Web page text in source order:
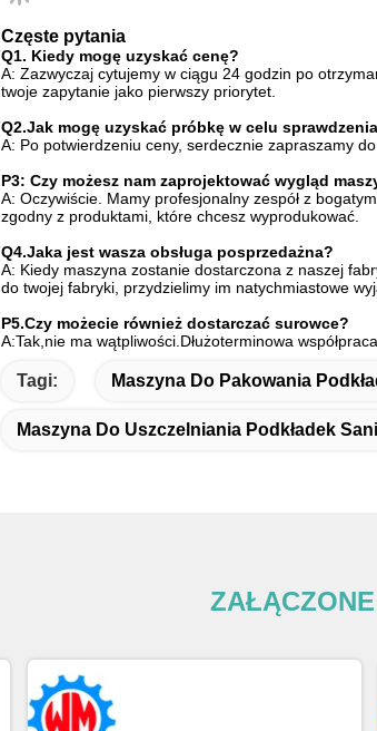
Częste pytania
Q1. Kiedy mogę uzyskać cenę?
A: Zazwyczaj cytujemy w ciągu 24 godzin po
twoje zapytanie jako pierwszy priorytet.
Q2.Jak mogę uzyskać próbkę w celu
A: Po potwierdzeniu ceny, serdecznie zapraszamy
P3: Czy możesz nam zaprojektować wygląd
A: Oczywiście. Mamy profesjonalny zespół z
zgodny z produktami, które chcesz wyprodukować.
Q4.Jaka jest wasza obsługa posprzedażna?
A: Kiedy maszyna zostanie dostarczona z naszej
do twojej fabryki, przydzielimy im natychmiastowe
P5.Czy możecie również dostarczać surowce?
A:Tak,nie ma wątpliwości.Dłużoterminowa
Tagi: Maszyna Do Pakowania
Maszyna Do Uszczelniania Podkładek